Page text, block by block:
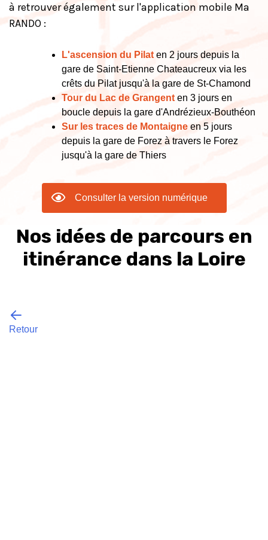
à retrouver également sur l'application mobile Ma
RANDO :
L'ascension du Pilat en 2 jours depuis la
gare de Saint-Etienne Chateaucreux via les
crêts du Pilat jusqu'à la gare de St-Chamond
Tour du Lac de Grangent en 3 jours en
boucle depuis la gare d'Andrézieux-Bouthéon
Sur les traces de Montaigne en 5 jours
depuis la gare de Forez à travers le Forez
jusqu'à la gare de Thiers
Consulter la version numérique
Nos idées de parcours en
itinérance dans la Loire
Retour